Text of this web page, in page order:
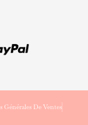
Générales De Ventes